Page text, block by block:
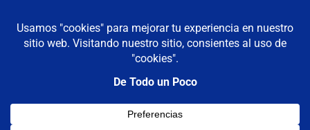
contenido
De todo un poco
Reflexiones,
MENÚ